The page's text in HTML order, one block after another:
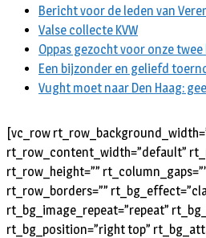
Bericht voor de leden van
Valse collecte KVW
Oppas gezocht voor onze
Een bijzonder en geliefd
Vught moet naar Den Haag:
[vc_row
rt_row_content_width=”default”
rt_row_height=””
rt_row_borders=””
rt_bg_image_repeat=”repeat”
rt_bg_position=”right top”